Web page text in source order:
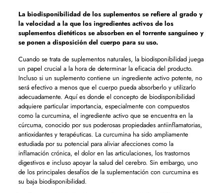
La biodisponibilidad de los suplementos se refiere al grado y
la velocidad a la que los ingredientes activos de los
suplementos dietéticos se absorben en el torrente sanguíneo y
se ponen a disposición del cuerpo para su uso.
Cuando se trata de suplementos naturales, la biodisponibilidad juega
un papel crucial a la hora de determinar la eficacia del producto.
Incluso si un suplemento contiene un ingrediente activo potente, no
será efectivo a menos que el cuerpo pueda absorberlo y utilizarlo
adecuadamente. Aquí es donde el concepto de biodisponibilidad
adquiere particular importancia, especialmente con compuestos
como la curcumina, el ingrediente activo que se encuentra en la
cúrcuma, conocido por sus poderosas propiedades antiinflamatorias,
antioxidantes y terapéuticas. La curcumina ha sido ampliamente
estudiada por su potencial para aliviar afecciones como la
inflamación crónica, el dolor en las articulaciones, los trastornos
digestivos e incluso apoyar la salud del cerebro. Sin embargo, uno
de los principales desafíos de la suplementación con curcumina es
su baja biodisponibilidad.